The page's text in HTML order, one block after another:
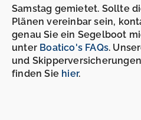
Samstag gemietet. Sollte
Plänen vereinbar sein,
genau Sie ein Segelboot
unter Boatico's FAQs.
und
finden Sie hier.